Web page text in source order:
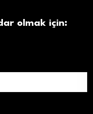
olmak için: